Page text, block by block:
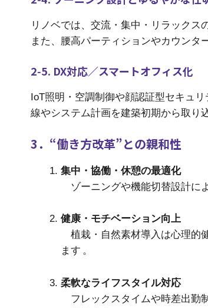
リノベでは、交流・集中・リラックス
また、腰高パーティションやカウンタ
2‑5. DX対応／スマートオフィス化
IoT照明・空調制御や顔認証型セキュ
線やシステム計画を建築初期から取り
3．“働き方改革”との親和性
集中・協働・休憩の最適化
ゾーニングや機能切替設計に
健康・モチベーション向上
植栽・自然素材導入は心理的
ます 。
柔軟なライフスタイル対応
フレックスタイムや時差出勤